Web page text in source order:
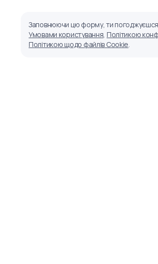
Заповнюючи цю форму, ти
Умовами користування, Політикою
Політикою щодо файлів Cookie.